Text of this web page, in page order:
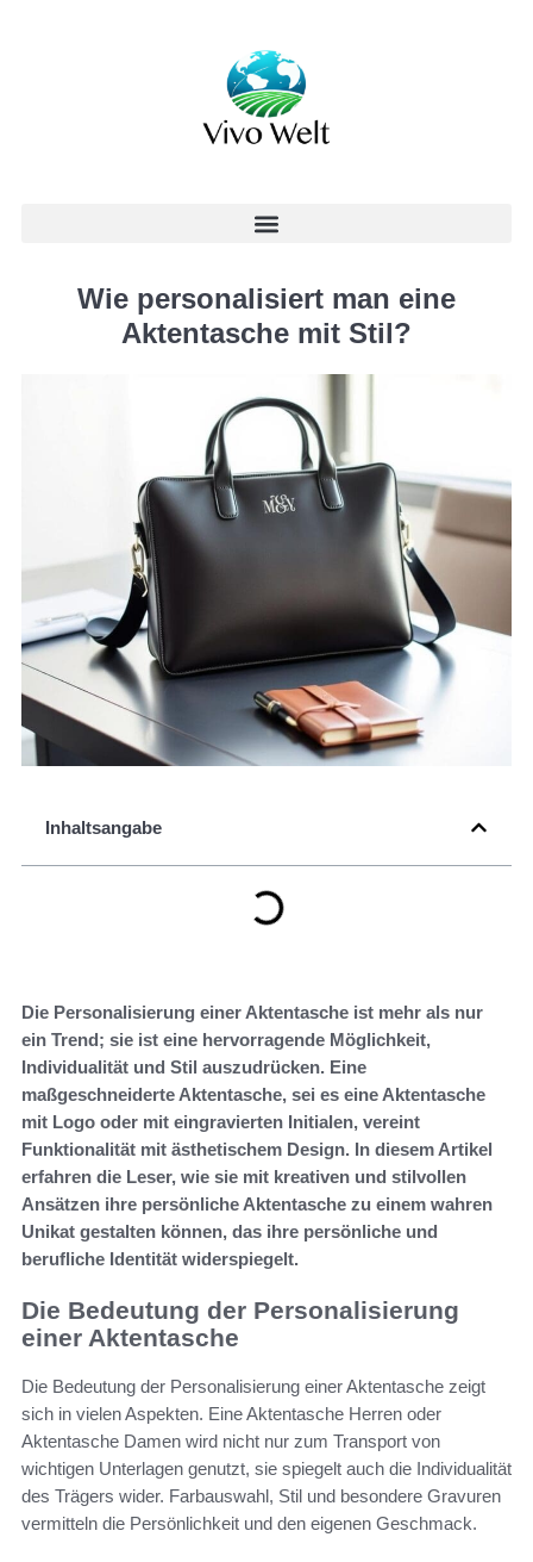
Wie personalisiert man eine
Aktentasche mit Stil?
Inhaltsangabe
Die Personalisierung einer Aktentasche ist mehr als nur
ein Trend; sie ist eine hervorragende Möglichkeit,
Individualität und Stil auszudrücken. Eine
maßgeschneiderte Aktentasche, sei es eine Aktentasche
mit Logo oder mit eingravierten Initialen, vereint
Funktionalität mit ästhetischem Design. In diesem Artikel
erfahren die Leser, wie sie mit kreativen und stilvollen
Ansätzen ihre persönliche Aktentasche zu einem wahren
Unikat gestalten können, das ihre persönliche und
berufliche Identität widerspiegelt.
Die Bedeutung der Personalisierung
einer Aktentasche
Die Bedeutung der Personalisierung einer Aktentasche zeigt
sich in vielen Aspekten. Eine Aktentasche Herren oder
Aktentasche Damen wird nicht nur zum Transport von
wichtigen Unterlagen genutzt, sie spiegelt auch die Individualität
des Trägers wider. Farbauswahl, Stil und besondere Gravuren
vermitteln die Persönlichkeit und den eigenen Geschmack.